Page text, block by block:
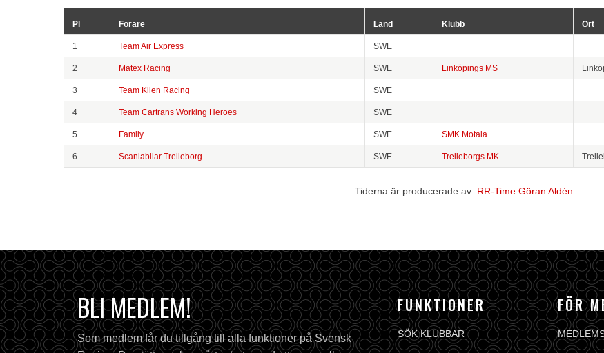
Pl Förare Land Klubb Ort
1 Team Air Express SWE
2 Matex Racing SWE Linköpings MS
3 Team Kilen Racing SWE
4 Team Cartrans Working Heroes SWE
5 Family SWE SMK Motala
6 Scaniabilar Trelleborg SWE Trelleborgs MK
Tiderna är producerade av: RR-Time Göran Aldén
BLI MEDLEM!
Som medlem får du tillgång till alla funktioner på Svensk
FUNKTIONER
SÖK KLUBBAR
FÖR